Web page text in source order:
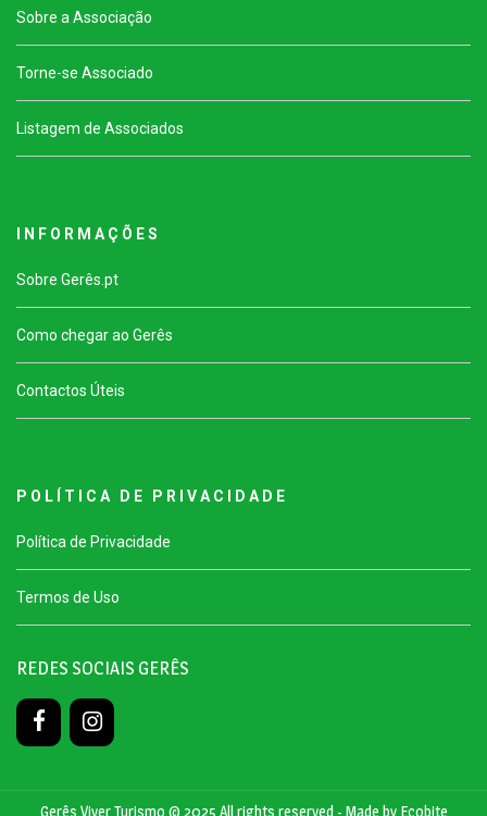
Sobre a Associação
Torne-se Associado
Listagem de Associados
I N F O R M A Ç Õ E S
Sobre Gerês.pt
Como chegar ao Gerês
Contactos Úteis
P O L Í T I C A D E P R I V A C I D A D E
Política de Privacidade
Termos de Uso
REDES SOCIAIS GERÊS
Gerês Viver Turismo © 2025 All rights reserved - Made by Ecobite